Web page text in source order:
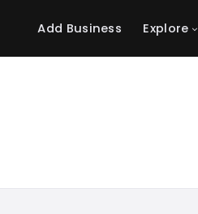
Add Business Explore